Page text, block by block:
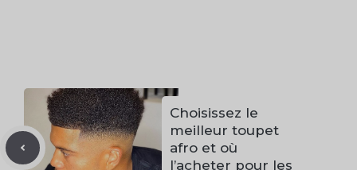
Choisissez le
meilleur toupet
afro et où
l’acheter pour les